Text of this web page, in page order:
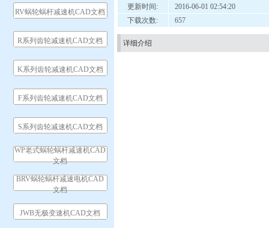
RV蜗轮蜗杆减速机CAD文档
R系列齿轮减速机CAD文档
K系列齿轮减速机CAD文档
F系列齿轮减速机CAD文档
S系列齿轮减速机CAD文档
WP老式蜗轮蜗杆减速机CAD
文档
BRV蜗轮蜗杆减速电机CAD
文档
JWB无极变速机CAD文档
更新时间:
2016-06-01 02:54:20
下载次数:
657
详细介绍